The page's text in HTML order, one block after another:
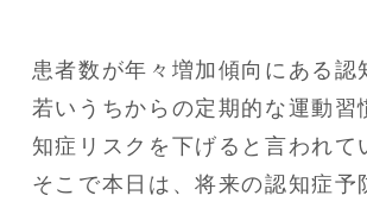
患者数が年々増加傾向にある認
若いうちからの定期的な運動習
知症リスクを下げると言われて
そこで本日は、将来の認知症予